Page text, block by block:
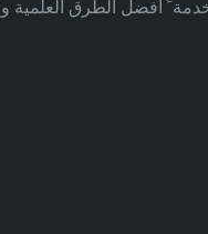
أفضل الطرق العلمية